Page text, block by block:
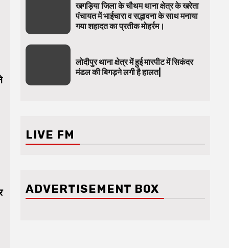
खगड़िया जिला के चौथम थाना क्षेत्र के खरेता
पंचायत में भाईचारा व सद्भावना के साथ मनाया
गया शहादत का प्रतीक मोहर्रम।
लोदीपुर थाना क्षेत्र में हुई मारपीट में सिकंदर
मंडल की बिगड़ने लगी है हालत|
LIVE FM
ADVERTISEMENT BOX